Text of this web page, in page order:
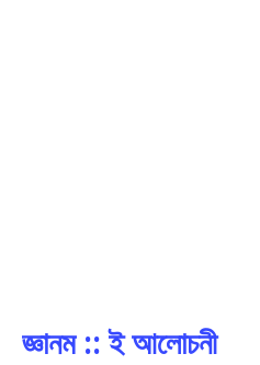
জ্ঞানম :: ই আলোচনী